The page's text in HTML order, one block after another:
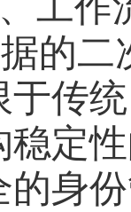
的
于传
稳定
的身